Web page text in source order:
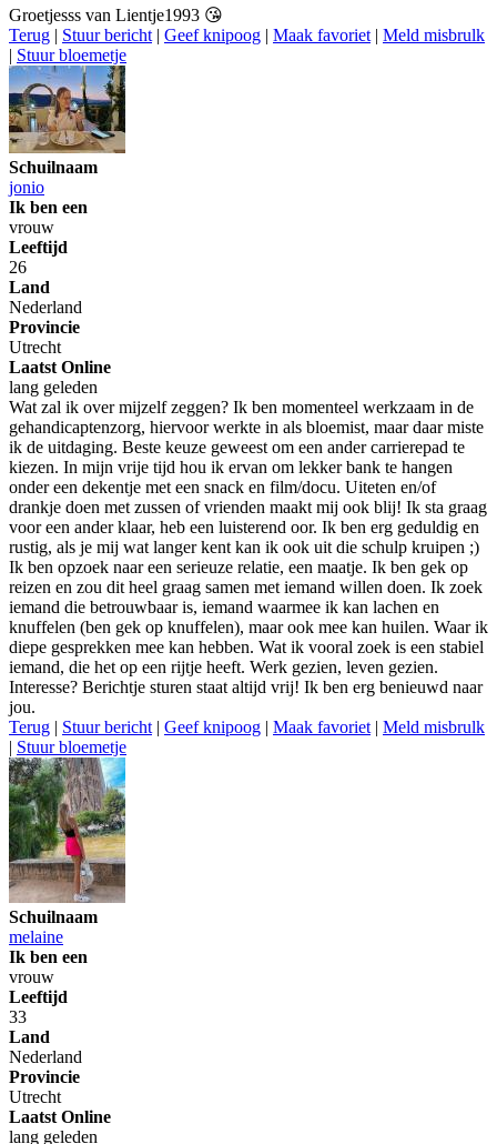
Groetjesss van Lientje1993 😘
Terug | Stuur bericht | Geef knipoog | Maak favoriet | Meld misbrulk
| Stuur bloemetje
Schuilnaam
jonio
Ik ben een
vrouw
Leeftijd
26
Land
Nederland
Provincie
Utrecht
Laatst Online
lang geleden
Wat zal ik over mijzelf zeggen? Ik ben momenteel werkzaam in de
gehandicaptenzorg, hiervoor werkte in als bloemist, maar daar miste
ik de uitdaging. Beste keuze geweest om een ander carrierepad te
kiezen. In mijn vrije tijd hou ik ervan om lekker bank te hangen
onder een dekentje met een snack en film/docu. Uiteten en/of
drankje doen met zussen of vrienden maakt mij ook blij! Ik sta graag
voor een ander klaar, heb een luisterend oor. Ik ben erg geduldig en
rustig, als je mij wat langer kent kan ik ook uit die schulp kruipen ;)
Ik ben opzoek naar een serieuze relatie, een maatje. Ik ben gek op
reizen en zou dit heel graag samen met iemand willen doen. Ik zoek
iemand die betrouwbaar is, iemand waarmee ik kan lachen en
knuffelen (ben gek op knuffelen), maar ook mee kan huilen. Waar ik
diepe gesprekken mee kan hebben. Wat ik vooral zoek is een stabiel
iemand, die het op een rijtje heeft. Werk gezien, leven gezien.
Interesse? Berichtje sturen staat altijd vrij! Ik ben erg benieuwd naar
jou.
Terug | Stuur bericht | Geef knipoog | Maak favoriet | Meld misbrulk
| Stuur bloemetje
Schuilnaam
melaine
Ik ben een
vrouw
Leeftijd
33
Land
Nederland
Provincie
Utrecht
Laatst Online
lang geleden